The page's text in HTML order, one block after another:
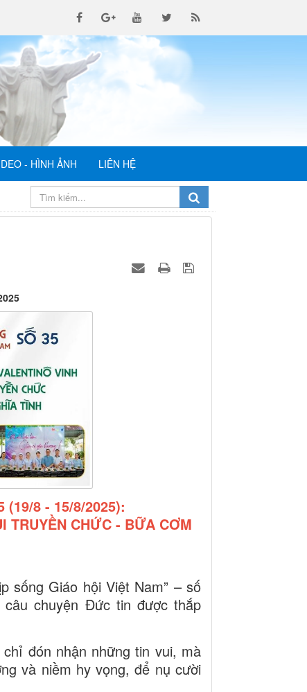
- HÌNH ẢNH LIÊN HỆ
(19/8 - 15/8/2025):
TRUYỀN CHỨC - BỮA CƠM
sống Giáo hội Việt Nam” – số
chuyện Đức tin được thắp
đón nhận những tin vui, mà
và niềm hy vọng, để nụ cười